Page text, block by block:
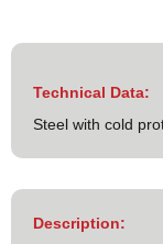
Technical Data:
Steel with cold
Description: